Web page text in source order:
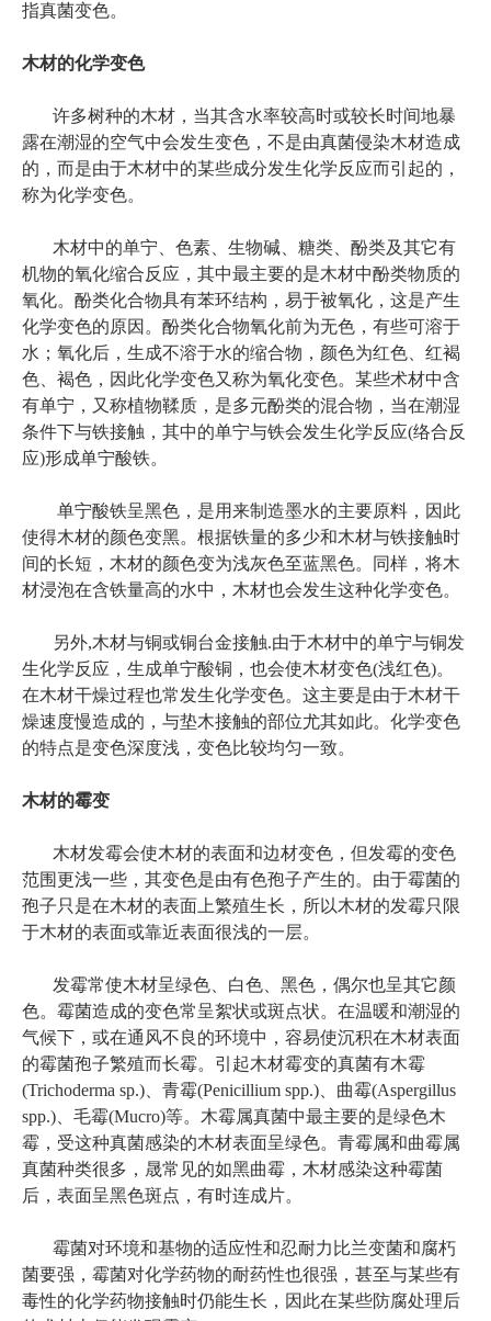
指真菌变色。
木材的化学变色
许多树种的木材，当其含水率较高时或较长时间地暴
露在潮湿的空气中会发生变色，不是由真菌侵染木材造成
的，而是由于木材中的某些成分发生化学反应而引起的，
称为化学变色。
木材中的单宁、色素、生物碱、糖类、酚类及其它有
机物的氧化缩合反应，其中最主要的是木材中酚类物质的
氧化。酚类化合物具有苯环结构，易于被氧化，这是产生
化学变色的原因。酚类化合物氧化前为无色，有些可溶于
水；氧化后，生成不溶于水的缩合物，颜色为红色、红褐
色、褐色，因此化学变色又称为氧化变色。某些术材中含
有单宁，又称植物鞣质，是多元酚类的混合物，当在潮湿
条件下与铁接触，其中的单宁与铁会发生化学反应(络合反
应)形成单宁酸铁。
单宁酸铁呈黑色，是用来制造墨水的主要原料，因此
使得木材的颜色变黑。根据铁量的多少和木材与铁接触时
间的长短，木材的颜色变为浅灰色至蓝黑色。同样，将木
材浸泡在含铁量高的水中，木材也会发生这种化学变色。
另外,木材与铜或铜台金接触.由于木材中的单宁与铜发
生化学反应，生成单宁酸铜，也会使木材变色(浅红色)。
在木材干燥过程也常发生化学变色。这主要是由于木材干
燥速度慢造成的，与垫木接触的部位尤其如此。化学变色
的特点是变色深度浅，变色比较均匀一致。
木材的霉变
木材发霉会使木材的表面和边材变色，但发霉的变色
范围更浅一些，其变色是由有色孢子产生的。由于霉菌的
孢子只是在木材的表面上繁殖生长，所以木材的发霉只限
于木材的表面或靠近表面很浅的一层。
发霉常使木材呈绿色、白色、黑色，偶尔也呈其它颜
色。霉菌造成的变色常呈絮状或斑点状。在温暖和潮湿的
气候下，或在通风不良的环境中，容易使沉积在木材表面
的霉菌孢子繁殖而长霉。引起木材霉变的真菌有木霉
(Trichoderma sp.)、青霉(Penicillium spp.)、曲霉(Aspergillus
spp.)、毛霉(Mucro)等。木霉属真菌中最主要的是绿色木
霉，受这种真菌感染的木材表面呈绿色。青霉属和曲霉属
真菌种类很多，晟常见的如黑曲霉，木材感染这种霉菌
后，表面呈黑色斑点，有时连成片。
霉菌对环境和基物的适应性和忍耐力比兰变菌和腐朽
菌要强，霉菌对化学药物的耐药性也很强，甚至与某些有
毒性的化学药物接触时仍能生长，因此在某些防腐处理后